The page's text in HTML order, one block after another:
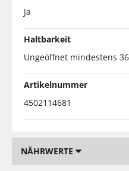
Ja
Haltbarkeit
Ungeöffnet mindestens
Artikelnummer
4502114681
NÄHRWERTE